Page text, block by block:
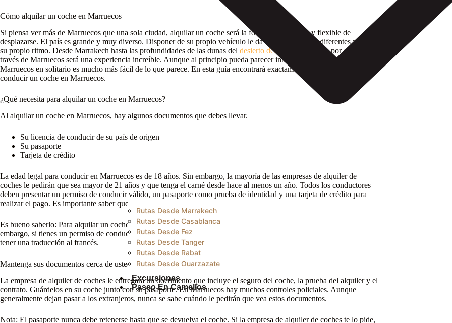
Rutas Desde Marrakech
Rutas Desde Casablanca
Rutas Desde Fez
Rutas Desde Tanger
Rutas Desde Rabat
Rutas Desde Ouarzazate
Excursiones
Paseo En Camellos
Cómo alquilar un coche en Marruecos
Si piensa ver más de Marruecos que una sola ciudad, alquilar un coche será la forma más cómoda y flexible de
desplazarse. El país es grande y muy diverso. Disponer de su propio vehículo le da la libertad de ver diferentes zonas a
su propio ritmo. Desde Marrakech hasta las profundidades de las dunas del desierto del Sahara
, un viaje por carretera a
través de Marruecos será una experiencia increíble. Aunque al principio pueda parecer intimidante, conducir por
Marruecos en solitario es mucho más fácil de lo que parece. En esta guía encontrará exactamente cómo alquilar y
conducir un coche en Marruecos.
¿Qué necesita para alquilar un coche en Marruecos?
Al alquilar un coche en Marruecos, hay algunos documentos que debes llevar.
Su licencia de conducir de su país de origen
Su pasaporte
Tarjeta de crédito
La edad legal para conducir en Marruecos es de 18 años. Sin embargo, la mayoría de las empresas de alquiler de
coches le pedirán que sea mayor de 21 años y que tenga el carné desde hace al menos un año. Todos los conductores
deben presentar un permiso de conducir válido, un pasaporte como prueba de identidad y una tarjeta de crédito para
realizar el pago. Es importante saber que las fotos del carnet de conducir y del pasaporte tienen que coincidir.
Es bueno saberlo: Para alquilar un coche en Marruecos no se necesita un permiso de conducir internacional (PIC). Sin
embargo, si tienes un permiso de conducir sin foto, puede ser una buena idea obtener el IDP por si acaso. Asegúrate de
tener una traducción al francés.
Mantenga sus documentos cerca de usted
La empresa de alquiler de coches le entregará un documento que incluye el seguro del coche, la prueba del alquiler y el
contrato. Guárdelos en su coche junto con su pasaporte. En Marruecos hay muchos controles policiales. Aunque
generalmente dejan pasar a los extranjeros, nunca se sabe cuándo le pedirán que vea estos documentos.
Nota: El pasaporte nunca debe retenerse hasta que se devuelva el coche. Si la empresa de alquiler de coches te lo pide,